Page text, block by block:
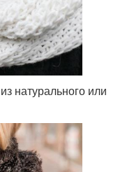
натурального или